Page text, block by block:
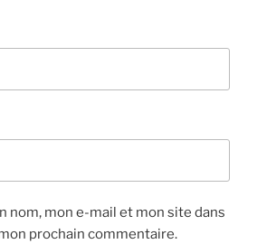
nom, mon e-mail et mon site dans
prochain commentaire.